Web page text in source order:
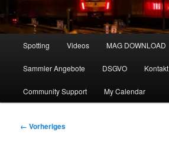
Spotting Videos MAG DOWNLOAD
Sammler Angebote DSGVO Kontakt
Community Support My Calendar
Bilder-
← Vorheriges